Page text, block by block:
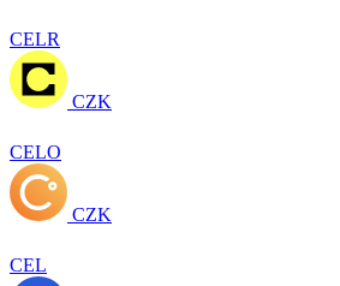
CELR
CZK
CELO
CZK
CEL